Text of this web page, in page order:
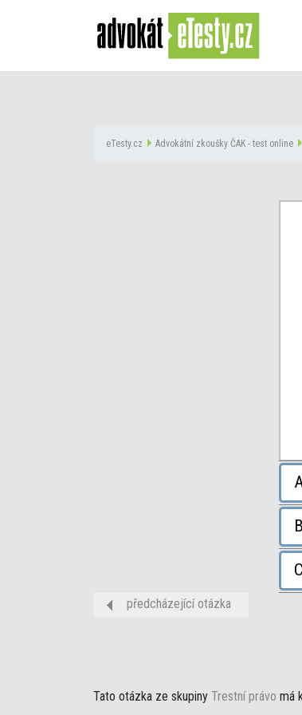
eTesty.cz Advokátní zkoušky ČAK - test online
B
C
předcházející otázka
Tato otázka ze skupiny Trestní právo má